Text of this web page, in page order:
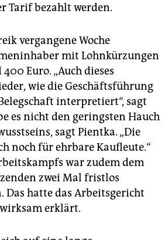
Tarif bezahlt werden.
vergangene Woche
mit Lohnkürzungen
Euro. „Auch dieses
wie die Geschäftsführung
interpretiert“, sagt
es nicht den geringsten Hauch
sagt Pientka. „Die
noch für ehrbare Kaufleute.“
war zudem dem
zwei Mal fristlos
Das hatte das Arbeitsgericht
erklärt.